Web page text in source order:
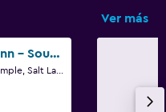
Ver más
Anniversary Inn - South Temple